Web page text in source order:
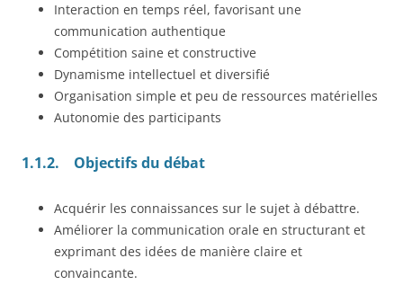
Interaction en temps réel, favorisant une
communication authentique
Compétition saine et constructive
Dynamisme intellectuel et diversifié
Organisation simple et peu de ressources matérielles
Autonomie des participants
1.1.2. Objectifs du débat
Acquérir les connaissances sur le sujet à débattre.
Améliorer la communication orale en structurant et
exprimant des idées de manière claire et
convaincante.